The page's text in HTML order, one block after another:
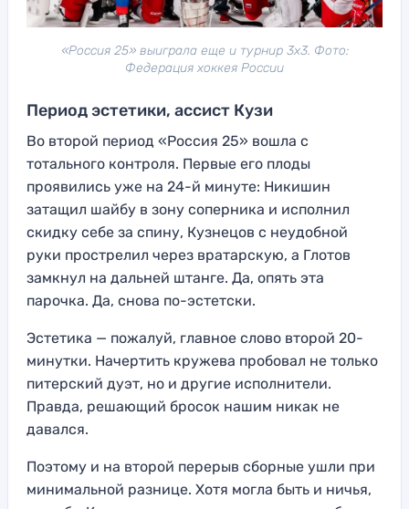
«Россия 25» выиграла еще и турнир 3х3. Фото:
Федерация хоккея России
Период эстетики, ассист Кузи
Во второй период «Россия 25» вошла с
тотального контроля. Первые его плоды
проявились уже на 24-й минуте: Никишин
затащил шайбу в зону соперника и исполнил
скидку себе за спину, Кузнецов с неудобной
руки прострелил через вратарскую, а Глотов
замкнул на дальней штанге. Да, опять эта
парочка. Да, снова по-эстетски.
Эстетика — пожалуй, главное слово второй 20-
минутки. Начертить кружева пробовал не только
питерский дуэт, но и другие исполнители.
Правда, решающий бросок нашим никак не
давался.
Поэтому и на второй перерыв сборные ушли при
минимальной разнице. Хотя могла быть и ничья,